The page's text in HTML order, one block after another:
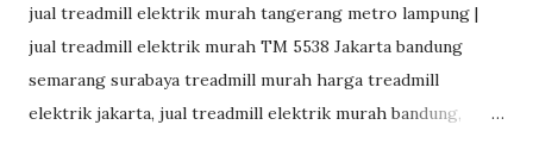
jual treadmill elektrik murah tangerang metro lampung |
jual treadmill elektrik murah TM 5538 Jakarta bandung
semarang surabaya treadmill murah harga treadmill
elektrik jakarta, jual treadmill elektrik murah bandung,